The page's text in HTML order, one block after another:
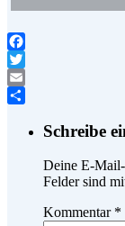
Facebook
Twitter
Email
Schreibe
Deine E-
Felder sind
Kommentar *